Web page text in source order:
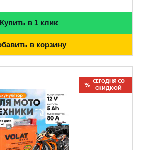
Купить в 1 клик
в корзину
СЕГОДНЯ СО
СКИДКОЙ